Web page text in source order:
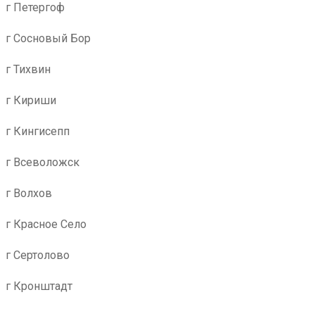
г Петергоф
г Сосновый Бор
г Тихвин
г Кириши
г Кингисепп
г Всеволожск
г Волхов
г Красное Село
г Сертолово
г Кронштадт